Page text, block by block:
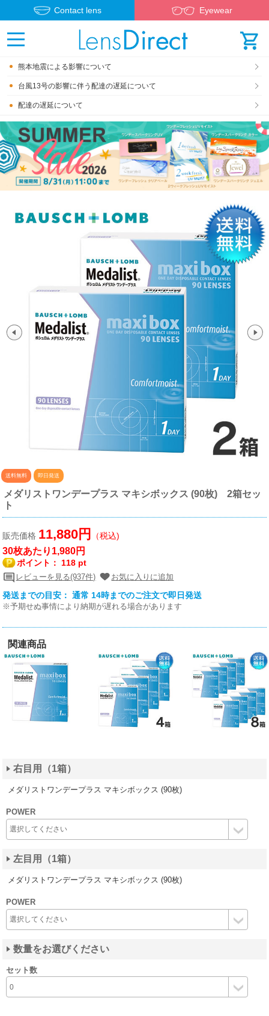
Contact lens Eyewear
熊本地震による影響について
台風13号の影響に伴う配達の遅延について
配達の遅延について
送料無料 即日発送
メダリストワンデープラス マキシボックス (90枚) 2箱セッ
ト
販売価格 11,880円 （税込)
30枚あたり1,980円
ポイント： 118 pt
レビューを見る(937件) お気に入りに追加
発送までの目安： 通常 14時までのご注文で即日発送
※予期せぬ事情により納期が遅れる場合があります
関連商品
右目用（1箱）
メダリストワンデープラス マキシボックス (90枚)
POWER
左目用（1箱）
メダリストワンデープラス マキシボックス (90枚)
POWER
数量をお選びください
セット数